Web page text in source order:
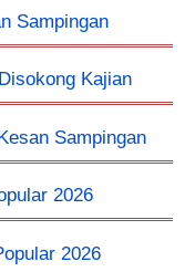
Sampingan
Kajian
Sampingan
2026
2026